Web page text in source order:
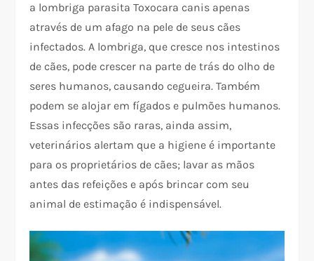
a lombriga parasita Toxocara canis apenas
através de um afago na pele de seus cães
infectados. A lombriga, que cresce nos intestinos
de cães, pode crescer na parte de trás do olho de
seres humanos, causando cegueira. Também
podem se alojar em fígados e pulmões humanos.
Essas infecções são raras, ainda assim,
veterinários alertam que a higiene é importante
para os proprietários de cães; lavar as mãos
antes das refeições e após brincar com seu
animal de estimação é indispensável.